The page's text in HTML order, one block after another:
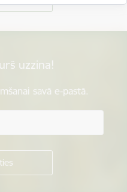
uzzina!
savā e-pastā.